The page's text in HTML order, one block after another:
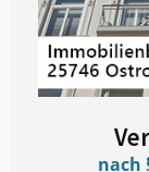
nach